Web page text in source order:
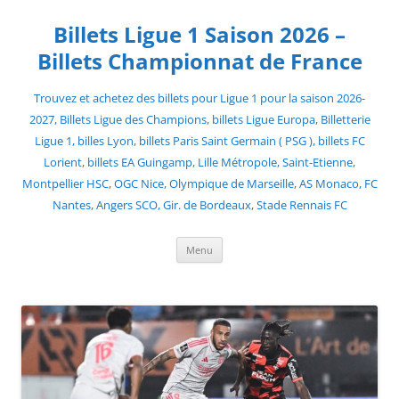
contentBillets Ligue 1 Saison 2026 –
Billets Championnat de France
Trouvez et achetez des billets pour Ligue 1 pour la saison 2026-
2027, Billets Ligue des Champions, billets Ligue Europa, Billetterie
Ligue 1, billes Lyon, billets Paris Saint Germain ( PSG ), billets FC
Lorient, billets EA Guingamp, Lille Métropole, Saint-Etienne,
Montpellier HSC, OGC Nice, Olympique de Marseille, AS Monaco, FC
Nantes, Angers SCO, Gir. de Bordeaux, Stade Rennais FC
Menu